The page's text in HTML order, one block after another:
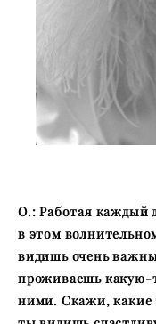
О.: Работая каждый
в этом
видишь очень
проживаешь какую-
ними. Скажи, какие